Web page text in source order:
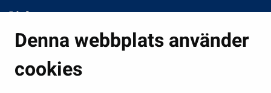
Denna webbplats använder
cookies
Links
Boende och miljö
Fostran och utbildning